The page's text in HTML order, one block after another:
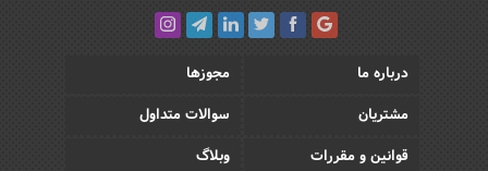
درباره ما
مجوزها
مشتریان
سوالات متداول
قوانین و مقررات
وبلاگ